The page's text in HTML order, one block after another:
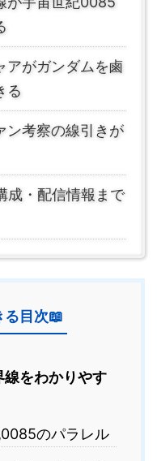
アがガンダムを鹵
る
ン考察の線引きが
成・配信情報まで
る目次📖
線をわかりやす
のパラレル